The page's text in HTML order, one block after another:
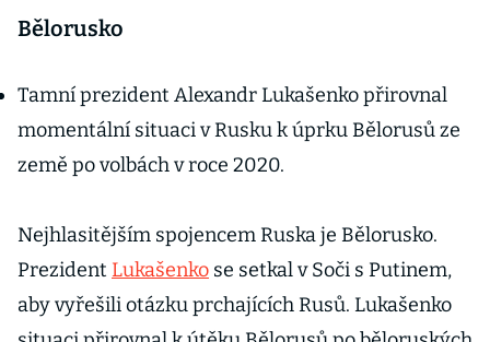
Bělorusko
Tamní prezident Alexandr Lukašenko přirovnal
momentální situaci v Rusku k úprku Bělorusů ze
země po volbách v roce 2020.
Nejhlasitějším spojencem Ruska je Bělorusko.
Prezident Lukašenko se setkal v Soči s Putinem,
aby vyřešili otázku prchajících Rusů. Lukašenko